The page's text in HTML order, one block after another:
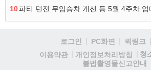
10파티 던전 무임승차 개선 등 5월 4주차 업
로그인 PC화면 퀵링크
이용약관
개인정보처리방침
청
불법촬영물신고안내